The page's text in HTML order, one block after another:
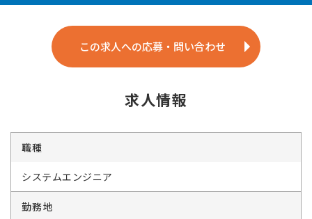
この求人への応募・問い合わせ
求人情報
職種
システムエンジニア
勤務地